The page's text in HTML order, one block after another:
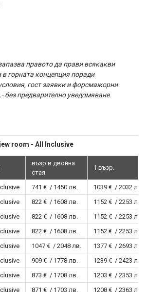
правото да прави всякакви
горната концепция поради
гост заявки и форсмажорни
без предварително уведомяване.
room - All Inclusive
възр в двойна
стая
1 възр.
741 € / 1450 лв.
1039 € / 2032 лв.
822 € / 1608 лв.
1152 € / 2253 лв.
822 € / 1608 лв.
1152 € / 2253 лв.
822 € / 1608 лв.
1152 € / 2253 лв.
1047 € / 2048 лв.
1377 € / 2693 лв.
909 € / 1778 лв.
1239 € / 2423 лв.
873 € / 1708 лв.
1203 € / 2353 лв.
871 € / 1703 лв.
1208 € / 2363 лв.